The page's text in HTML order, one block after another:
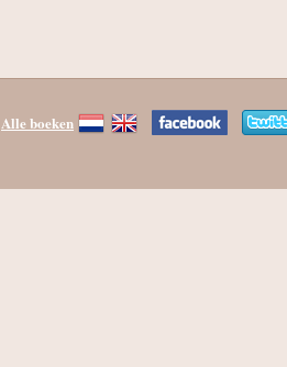
Alle boeken